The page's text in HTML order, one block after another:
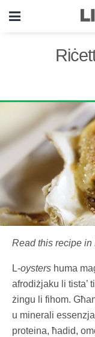
Read this recipe in
L-oysters huma
afrodiżjaku li tista’
żingu li fihom.
u minerali
proteina, ħadid,